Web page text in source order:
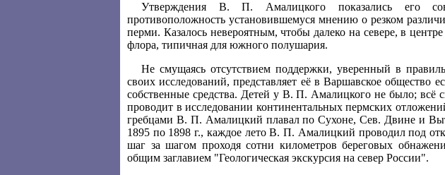
Утверждения В. П. Амалицкого показались его
противоположность установившемуся мнению о резком
перми. Казалось невероятным, чтобы далеко на севере, в
флора, типичная для южного полушария.
Не смущаясь отсутствием поддержки, уверенный в
своих исследований, представляет её в Варшавское общество
собственные средства. Детей у В. П. Амалицкого не было; всё
проводит в исследовании континентальных пермских
гребцами В. П. Амалицкий плавал по Сухоне, Сев. Двине и
1895 по 1898 г., каждое лето В. П. Амалицкий проводил под
шаг за шагом проходя сотни километров береговых
общим заглавием "Геологическая экскурсия на север России".